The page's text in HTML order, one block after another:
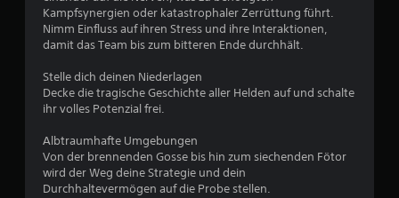
n
t
Kampfsynergien oder katastrophaler Zerrüttung führt.
Nimm Einfluss auf ihren Stress und ihre Interaktionen,
damit das Team bis zum bitteren Ende durchhält.
Stelle dich deinen Niederlagen
Decke die tragische Geschichte aller Helden auf und schalte
ihr volles Potenzial frei.
Albtraumhafte Umgebungen
Von der brennenden Gosse bis hin zum siechenden Fötor
wird der Weg deine Strategie und dein
Durchhaltevermögen auf die Probe stellen.